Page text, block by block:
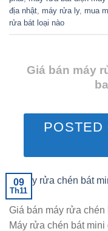
địa nhật máy rửa ly, mua
rửa bát loại nào
Giá bán máy
POSTED
09
Th11
Giá bán máy rửa
Máy rửa chén bát